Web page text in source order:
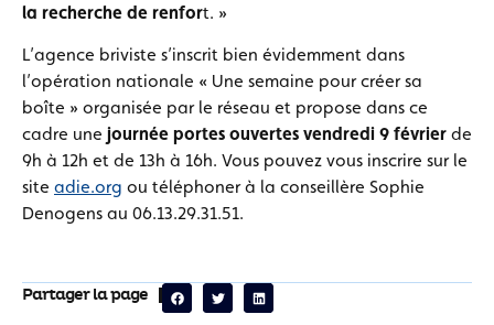
la recherche de renfort. »
L’agence briviste s’inscrit bien évidemment dans
l’opération nationale « Une semaine pour créer sa
boîte » organisée par le réseau et propose dans ce
cadre une journée portes ouvertes vendredi 9 février de
9h à 12h et de 13h à 16h. Vous pouvez vous inscrire sur le
site adie.org ou téléphoner à la conseillère Sophie
Denogens au 06.13.29.31.51.
Partager la page